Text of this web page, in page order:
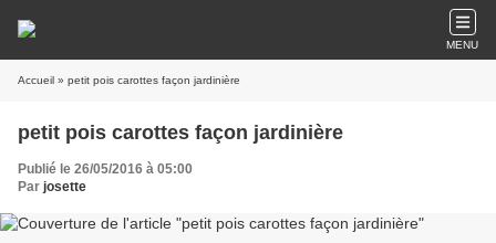
MENU
Accueil » petit pois carottes façon jardinière
petit pois carottes façon jardinière
Publié le 26/05/2016 à 05:00
Par josette